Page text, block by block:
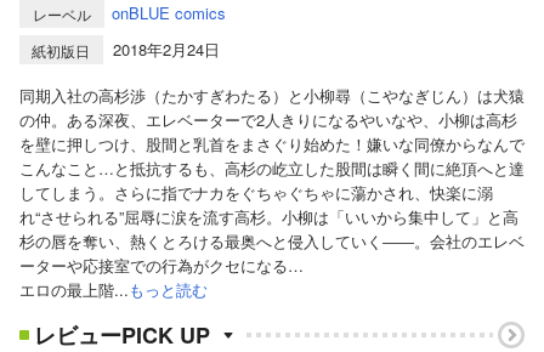
レーベル onBLUE comics
紙初版日
2018年2月24日
同期入社の高杉渉（たかすぎわたる）と小柳尋（こやなぎじん）は犬猿
の仲。ある深夜、エレベーターで2人きりになるやいなや、小柳は高杉
を壁に押しつけ、股間と乳首をまさぐり始めた！嫌いな同僚からなんで
こんなこと…と抵抗するも、高杉の屹立した股間は瞬く間に絶頂へと達
してしまう。さらに指でナカをぐちゃぐちゃに蕩かされ、快楽に溺
れ“させられる”屈辱に涙を流す高杉。小柳は「いいから集中して」と高
杉の唇を奪い、熱くとろける最奥へと侵入していく――。会社のエレベ
ーターや応接室での行為がクセになる…
エロの最上階...もっと読む
レビューPICK UP